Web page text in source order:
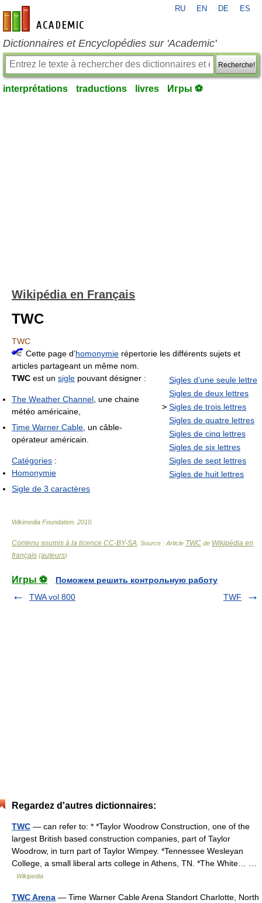
fr-academic.com
RU EN DE ES
Dictionnaires et Encyclopédies sur 'Academic'
Recherche!
interprétations traductions livres Игры ⚽
Wikipédia en Français
TWC
TWC
Cette page d’homonymie répertorie les différents sujets et
articles partageant un même nom.
Sigles d’une seule lettre
Sigles de deux lettres
> Sigles de trois lettres
Sigles de quatre lettres
Sigles de cinq lettres
Sigles de six lettres
Sigles de sept lettres
Sigles de huit lettres
TWC est un sigle pouvant désigner :
The Weather Channel , une chaine
météo américaine,
Time Warner Cable , un câble-
opérateur américain.
Catégories :
Homonymie
Sigle de 3 caractères
Wikimedia Foundation 2010
Contenu soumis à la licence CC-BY-SA . Source : Article TWC de Wikipédia en
français (auteurs)
Игры ⚽
Поможем решить контрольную работу
TWA vol 800
TWF
Regardez d'autres dictionnaires:
TWC — can refer to: * *Taylor Woodrow Construction, one of the
largest British based construction companies, part of Taylor
Woodrow, in turn part of Taylor Wimpey. *Tennessee Wesleyan
College, a small liberal arts college in Athens, TN. *The White… …
Wikipedia
TWC Arena — Time Warner Cable Arena Standort Charlotte, North